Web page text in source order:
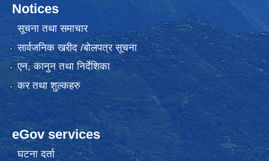
Notices
सूचना तथा समाचार
सार्वजनिक खरीद /बोलपत्र सूचना
एन, कानुन तथा निर्देशिका
कर तथा शुल्कहरु
eGov services
घटना दर्ता